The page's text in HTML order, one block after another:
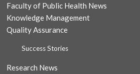
Faculty of Public Health News
Knowledge Management
Quality Assurance
Success Stories
Research News